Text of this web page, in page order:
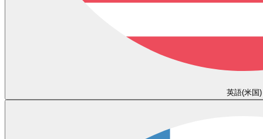
英語(米国)